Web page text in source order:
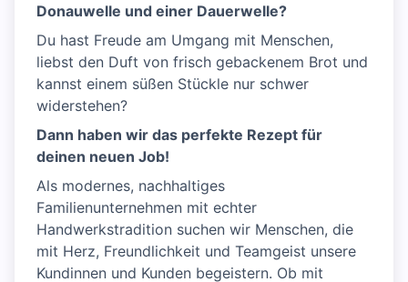
Donauwelle und einer Dauerwelle?
Du hast Freude am Umgang mit Menschen,
liebst den Duft von frisch gebackenem Brot und
kannst einem süßen Stückle nur schwer
widerstehen?
Dann haben wir das perfekte Rezept für
deinen neuen Job!
Als modernes, nachhaltiges
Familienunternehmen mit echter
Handwerkstradition suchen wir Menschen, die
mit Herz, Freundlichkeit und Teamgeist unsere
Kundinnen und Kunden begeistern. Ob mit